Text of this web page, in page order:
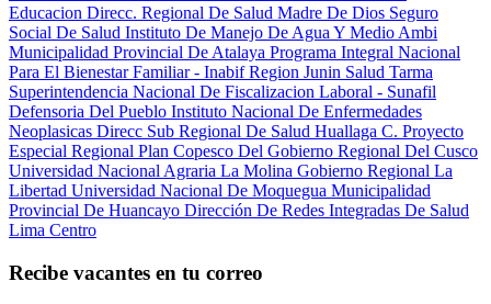
Educacion Direcc. Regional De Salud Madre De Dios Seguro
Social De Salud Instituto De Manejo De Agua Y Medio Ambi
Municipalidad Provincial De Atalaya Programa Integral Nacional
Para El Bienestar Familiar - InabifRegion Junin Salud Tarma
Superintendencia Nacional De Fiscalizacion Laboral - Sunafil
Defensoria Del Pueblo Instituto Nacional De Enfermedades
Neoplasicas Direcc Sub Regional De Salud Huallaga C. Proyecto
Especial Regional Plan Copesco Del Gobierno Regional Del Cusco
Universidad Nacional Agraria La Molina Gobierno Regional La
Libertad Universidad Nacional De Moquegua Municipalidad
Provincial De Huancayo Dirección De Redes Integradas De Salud
Lima Centro
Recibe vacantes en tu correo